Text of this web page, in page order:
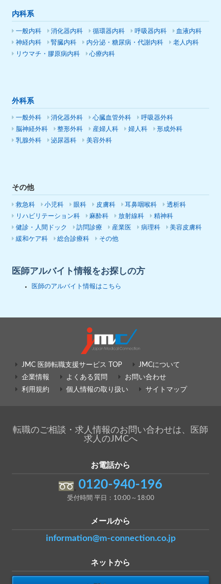
内科系
一般内科 消化器内科 循環器内科 呼吸器内科
血液内科
神経内科
腎臓内科 内分泌・糖尿病・代謝内科
老人内科
リウマチ・膠原病内科
心療内科
外科系
一般外科 消化器外科 心臓血管外科
呼吸器外科
脳神経外科
整形外科 産婦人科 婦人科
形成外科
乳腺外科
泌尿器科 美容外科
その他
救急科 小児科 眼科 皮膚科 耳鼻咽喉科
透析科
リハビリテーション科
麻酔科 放射線科
精神科
健診・人間ドック
訪問診療 産業医 病理科
美容皮膚科
緩和ケア科
総合診療科 その他
医師アルバイト情報をお探しの方
医師のアルバイト情報はこちら
JMC 医師転職支援サービス TOP
JMCについて
企業情報
よくある質問
お問い合わせ
利用規約
個人情報の取り扱い サイトマップ
転職のご相談・求人情報のお問い合わせは、医師
求人のJMCへ
お電話から
0120-940-196
受付時間 平日：10:00～18:00
メールから
information@m-connection.co.jp
ネットから